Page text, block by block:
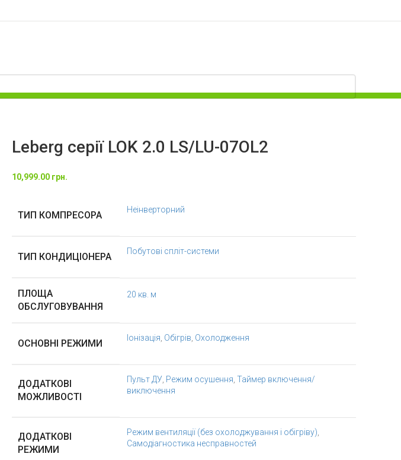
Leberg серії LOK 2.0 LS/LU-07OL2
10,999.00 грн.
ТИП КОМПРЕСОРА Неінверторний
ТИП КОНДИЦІОНЕРА Побутові спліт-системи
ПЛОЩА
ОБСЛУГОВУВАННЯ
20 кв. м
ОСНОВНІ РЕЖИМИ Іонізація Обігрів Охолодження
ДОДАТКОВІ
МОЖЛИВОСТІ
Пульт ДУ Режим осушення Таймер включення/
виключення
ДОДАТКОВІ
РЕЖИМИ
Режим вентиляції (без охолоджування і обігріву)
Самодіагностика несправностей